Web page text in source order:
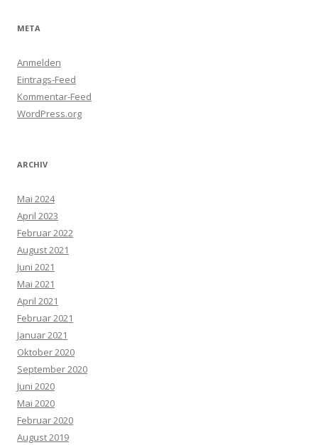
META
Anmelden
Eintrags-Feed
Kommentar-Feed
WordPress.org
ARCHIV
Mai 2024
April 2023
Februar 2022
August 2021
Juni 2021
Mai 2021
April 2021
Februar 2021
Januar 2021
Oktober 2020
September 2020
Juni 2020
Mai 2020
Februar 2020
August 2019